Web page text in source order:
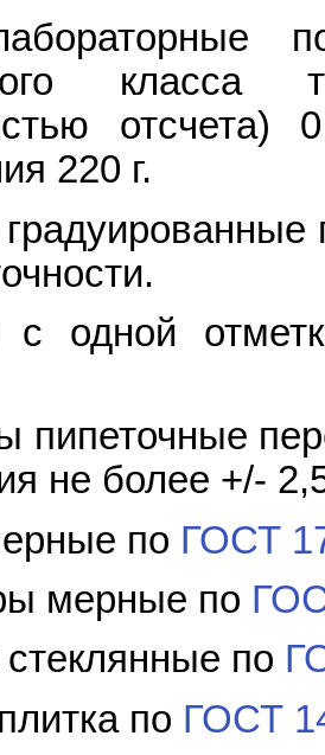
220 г.
с одной
пипеточные
не более +/-
по ГОСТ
мерные по
по
по ГОСТ